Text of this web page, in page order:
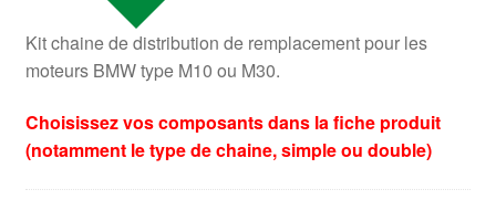
Kit chaine de distribution de remplacement pour les
moteurs BMW type M10 ou M30.
Choisissez vos composants dans la fiche produit
(notamment le type de chaine, simple ou double)